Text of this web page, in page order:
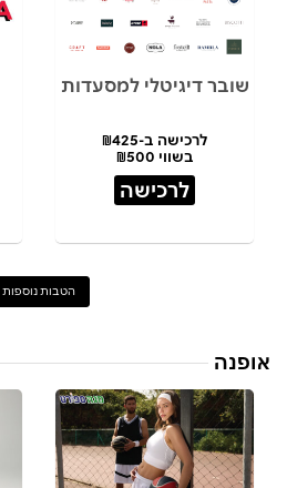
שובר דיגיטלי למסעדות
לרכישה ב-₪425
בשווי ₪500
לרכישה
הטבות נוספות
אופנה